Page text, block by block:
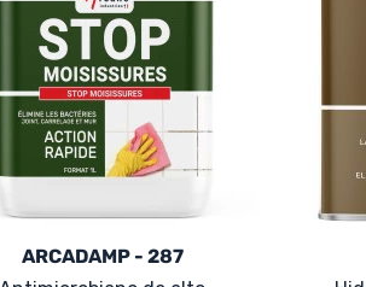
ARCADAMP - 287